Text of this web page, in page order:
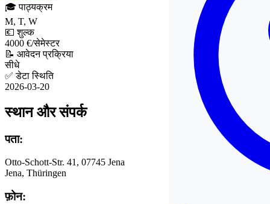
🎓 पाठ्यक्रम
M, T, W
💶 शुल्क
4000 €/सेमेस्टर
📝 आवेदन प्रक्रिया
सीधे
✅ डेटा स्थिति
2026-03-20
स्थान और संपर्क
पता:
Otto-Schott-Str. 41, 07745 Jena
Jena, Thüringen
फ़ोन: